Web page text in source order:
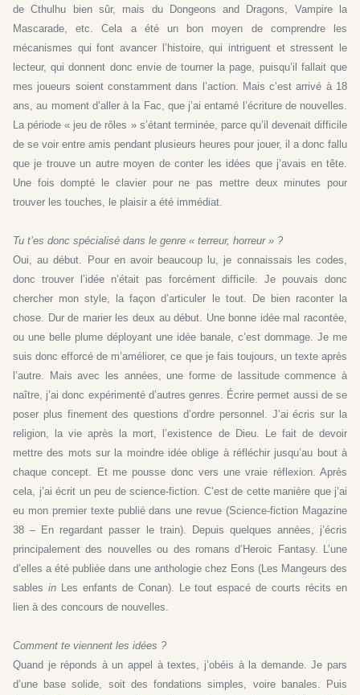
de Cthulhu bien sûr, mais du Dongeons and Dragons, Vampire la
Mascarade, etc. Cela a été un bon moyen de comprendre les
mécanismes qui font avancer l’histoire, qui intriguent et stressent le
lecteur, qui donnent donc envie de tourner la page, puisqu’il fallait que
mes joueurs soient constamment dans l’action. Mais c’est arrivé à 18
ans, au moment d’aller à la Fac, que j’ai entamé l’écriture de nouvelles.
La période « jeu de rôles » s’étant terminée, parce qu’il devenait difficile
de se voir entre amis pendant plusieurs heures pour jouer, il a donc fallu
que je trouve un autre moyen de conter les idées que j’avais en tête.
Une fois dompté le clavier pour ne pas mettre deux minutes pour
trouver les touches, le plaisir a été immédiat.
Tu t’es donc spécialisé dans le genre « terreur, horreur » ?
Oui, au début. Pour en avoir beaucoup lu, je connaissais les codes,
donc trouver l’idée n’était pas forcément difficile. Je pouvais donc
chercher mon style, la façon d’articuler le tout. De bien raconter la
chose. Dur de marier les deux au début. Une bonne idée mal racontée,
ou une belle plume déployant une idée banale, c’est dommage. Je me
suis donc efforcé de m’améliorer, ce que je fais toujours, un texte après
l’autre. Mais avec les années, une forme de lassitude commence à
naître, j’ai donc expérimenté d’autres genres. Écrire permet aussi de se
poser plus finement des questions d’ordre personnel. J’ai écris sur la
religion, la vie après la mort, l’existence de Dieu. Le fait de devoir
mettre des mots sur la moindre idée oblige à réfléchir jusqu’au bout à
chaque concept. Et me pousse donc vers une vraie réflexion. Après
cela, j’ai écrit un peu de science-fiction. C’est de cette manière que j’ai
eu mon premier texte publié dans une revue (Science-fiction Magazine
38 – En regardant passer le train). Depuis quelques années, j’écris
principalement des nouvelles ou des romans d’Heroic Fantasy. L’une
d’elles a été publiée dans une anthologie chez Eons (Les Mangeurs des
sables inLes enfants de Conan). Le tout espacé de courts récits en
lien à des concours de nouvelles.
Comment te viennent les idées ?
Quand je réponds à un appel à textes, j’obéis à la demande. Je pars
d’une base solide, soit des fondations simples, voire banales. Puis